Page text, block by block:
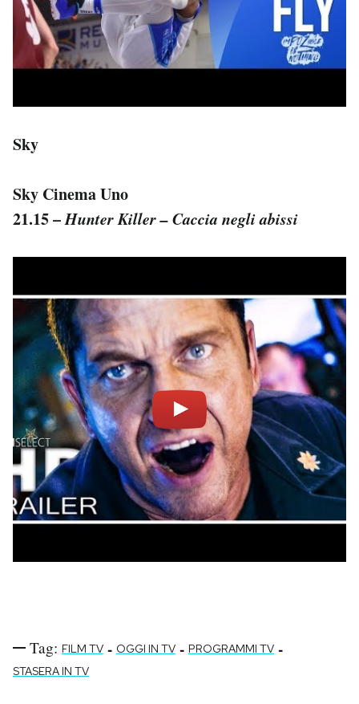
Sky
Sky Cinema Uno
21.15 –Hunter Killer – Caccia negli abissi
Tag: FILM TV - OGGI IN TV - PROGRAMMI TV -
STASERA IN TV